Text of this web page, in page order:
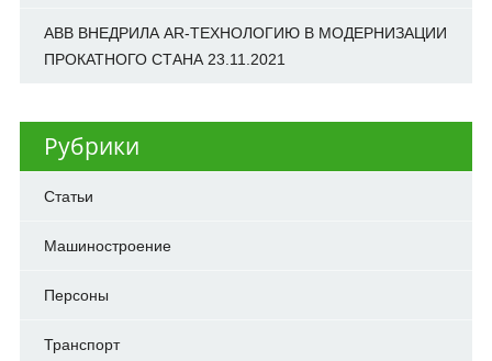
ABB ВНЕДРИЛА AR-ТЕХНОЛОГИЮ В МОДЕРНИЗАЦИИ
ПРОКАТНОГО СТАНА 23.11.2021
Рубрики
Cтатьи
Машиностроение
Персоны
Транспорт